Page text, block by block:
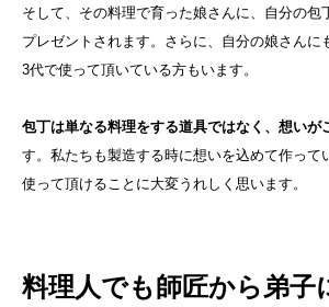
そして、その料理で育った娘さんに、自分の包
プレゼントされます。さらに、自分の娘さんに
3代で使って頂いている方もいます。
包丁は単なる料理をする道具ではなく、想いが
す。私たちも製造する時に想いを込めて作って
使って頂けることに大変うれしく思います。
料理人でも師匠から弟子